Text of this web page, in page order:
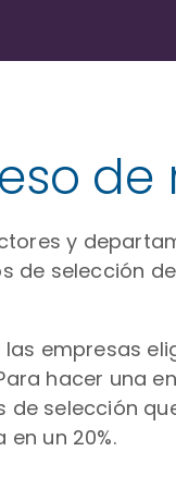
y
de selección
empresas
hacer una
selección
un 20%.